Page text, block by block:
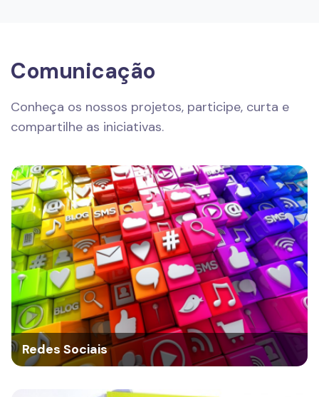
Comunicação
Conheça os nossos projetos, participe, curta e
compartilhe as iniciativas.
Redes Sociais